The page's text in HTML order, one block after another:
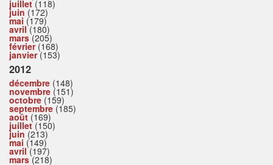
juillet(118)
juin (172)
mai (179)
avril(180)
mars(205)
février(168)
janvier(153)
2012
décembre (148)
novembre (151)
octobre (159)
septembre (185)
août (169)
juillet(150)
juin (213)
mai (149)
avril(197)
mars(218)